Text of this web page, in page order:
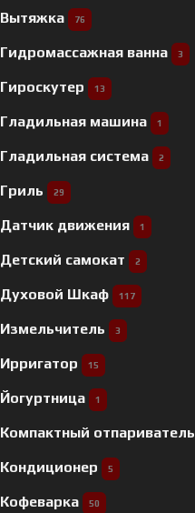
Вытяжка 76
Гидромассажная ванна 3
Гироскутер 13
Гладильная машина 1
Гладильная система 2
Гриль 29
Датчик движения 1
Детский самокат 2
Духовой Шкаф 117
Измельчитель 3
Ирригатор 15
Йогуртница 1
Компактный отпариватель
Кондиционер 5
Кофеварка 50